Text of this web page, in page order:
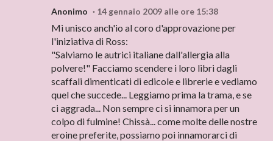
Anonimo 14 gennaio 2009 alle ore 15:38
Mi unisco anch'io al coro d'approvazione per
l'iniziativa di Ross:
"Salviamo le autrici italiane dall'allergia alla
polvere!" Facciamo scendere i loro libri dagli
scaffali dimenticati di edicole e librerie e vediamo
quel che succede... Leggiamo prima la trama, e se
ci aggrada... Non sempre ci si innamora per un
colpo di fulmine! Chissà... come molte delle nostre
eroine preferite, possiamo poi innamorarci di